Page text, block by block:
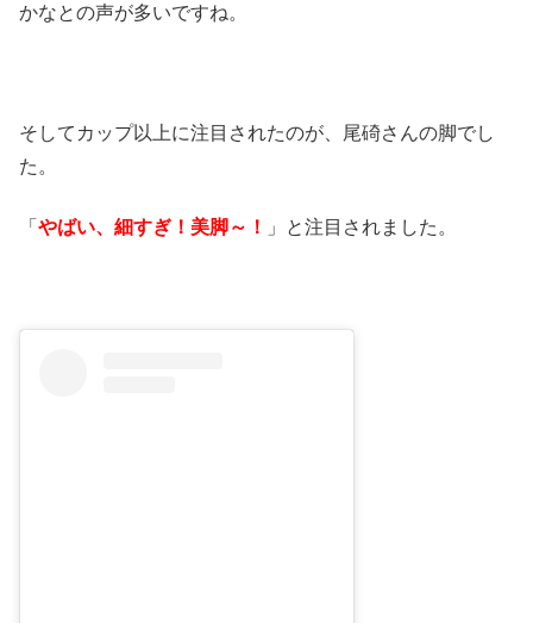
かなとの声が多いですね。
そしてカップ以上に注目されたのが、尾碕さんの脚でし
た。
「 やばい、細すぎ！美脚～！ 」と注目されました。